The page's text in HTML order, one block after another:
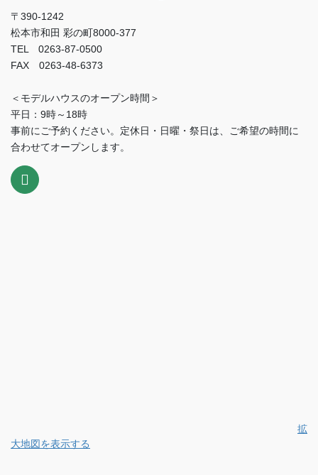
〒390-1242
松本市和田 彩の町8000-377
TEL 0263-87-0500
FAX 0263-48-6373
＜モデルハウスのオープン時間＞
平日：9時～18時
事前にご予約ください。定休日・日曜・祭日は、ご希望の時間に
合わせてオープンします。
拡
大地図を表示する